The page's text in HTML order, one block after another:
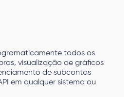
todos os
visualização de gráficos
de subcontas
em qualquer sistema ou